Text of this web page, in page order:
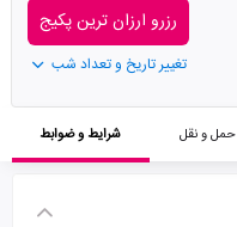
رزرو ارزان ترین پکیج
تغییر تاریخ و تعداد شب
حمل و نقل شرایط و ضوابط